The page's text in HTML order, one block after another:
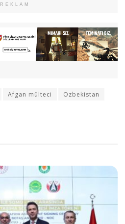
REKLAM
Afgan mülteci
Özbekistan